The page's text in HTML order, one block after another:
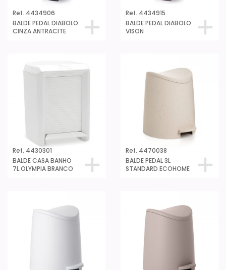
Ref. 4434906
BALDE PEDAL DIABOLO
CINZA ANTRACITE
Ref. 4434915
BALDE PEDAL DIABOLO
VISON
Ref. 4430301
BALDE CASA BANHO
7L.OLYMPIA BRANCO
Ref. 4470038
BALDE PEDAL 3L
STANDARD ECOHOME